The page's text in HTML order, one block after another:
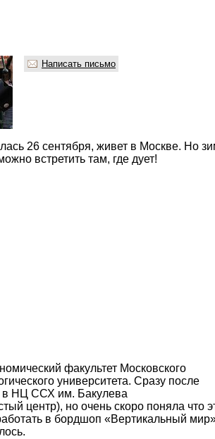
Написать письмо
26 сентября, живет в Москве. Но
встретить там, где дует!
факультет Московского
университета. Сразу после
в НЦ ССХ им. Бакулева
центр), но очень скоро поняла что
в бордшоп «Вертикальный